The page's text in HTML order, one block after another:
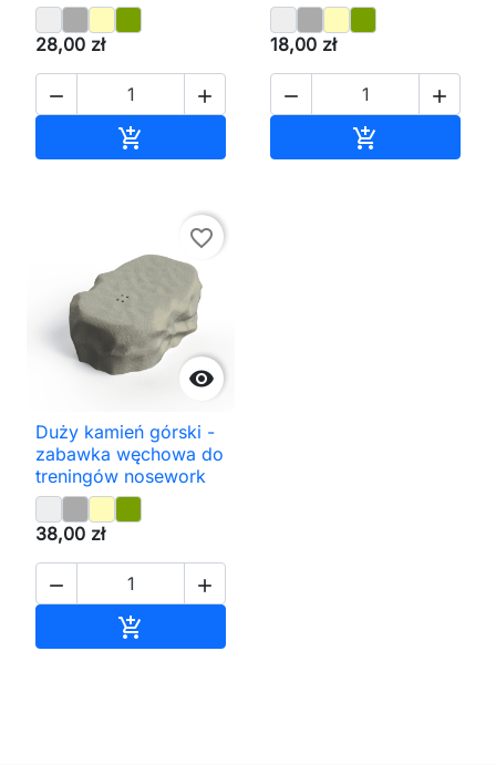
28,00 zł
 

18,00 zł
 


favorite_border
Duży kamień górski -
zabawka węchowa do
treningów nosework
38,00 zł
 
